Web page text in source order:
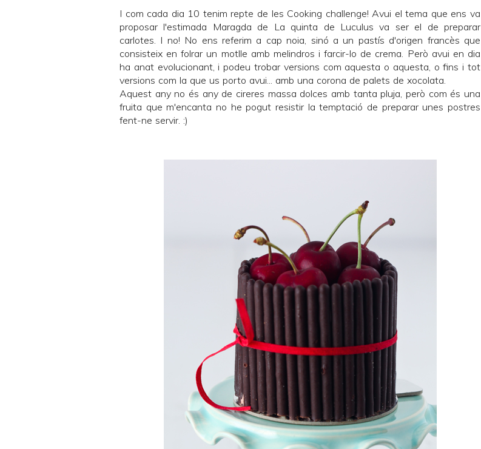
I com cada dia 10 tenim repte de les Cooking challenge! Avui el tema que ens va
proposar l'estimada Maragda de
La quinta de Luculus va ser el de preparar
carlotes. I no! No ens referim a cap noia, sinó a un pastís d'origen francès que
consisteix en folrar un motlle amb melindros i farcir-lo de crema. Però avui en dia
ha anat evolucionant, i podeu trobar versions com aquesta o aquesta, o fins i tot
versions com la que us porto avui... amb una corona de palets de xocolata.
Aquest any no és any de cireres massa dolces amb tanta pluja, però com és una
fruita que m'encanta no he pogut resistir la temptació de preparar unes postres
fent-ne servir. :)